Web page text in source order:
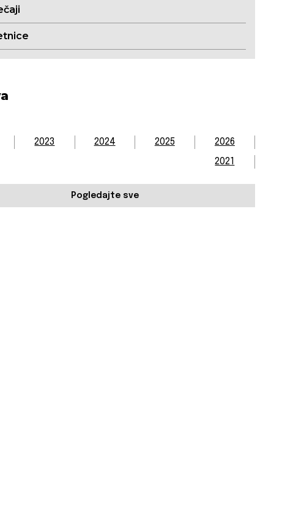
2026
2025
2024
2023
2021
Pogledajte sve